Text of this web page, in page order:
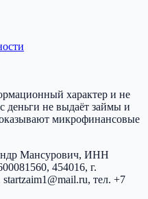
характер и не
деньги не выдаёт займы и
микрофинансовые
Мансурович, ИНН
, 454016, г.
startzaim1@mail.ru, тел. +7